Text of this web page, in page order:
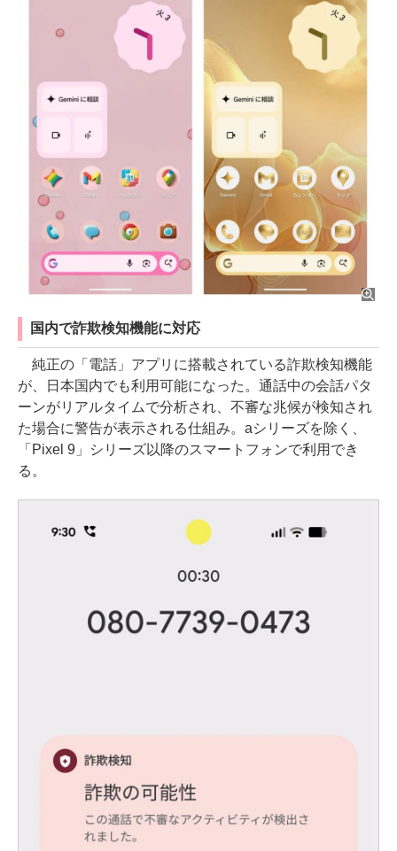
国内で詐欺検知機能に対応
純正の「電話」アプリに搭載されている詐欺検知機能
が、日本国内でも利用可能になった。通話中の会話パタ
ーンがリアルタイムで分析され、不審な兆候が検知され
た場合に警告が表示される仕組み。aシリーズを除く、
「Pixel 9」シリーズ以降のスマートフォンで利用でき
る。